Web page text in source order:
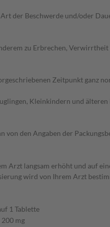
der Beschwerde und/oder
zu Erbrechen,
Zeitpunkt ganz
Kleinkindern und
von den Angaben der
Arzt langsam erhöht und auf
wird von Ihrem Arzt
1 Tablette
200 mg